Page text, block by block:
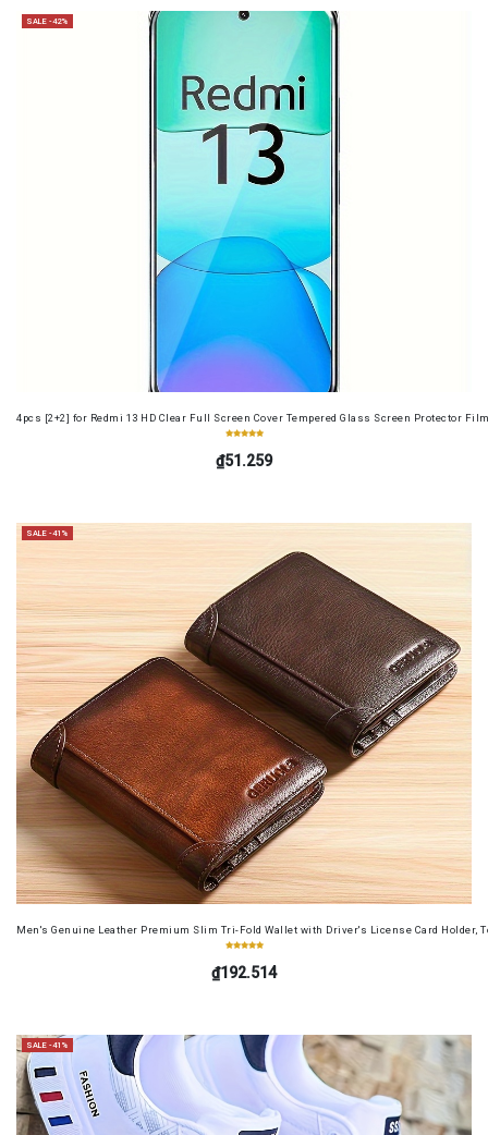
SALE -42%
4pcs [2+2] for Redmi 13 HD Clear Full Screen Cover Tempered Glass Screen Protector
₫51.259
SALE -41%
Men's Genuine Leather Premium Slim Tri-Fold Wallet with Driver's License Card Holder,
₫192.514
SALE -41%